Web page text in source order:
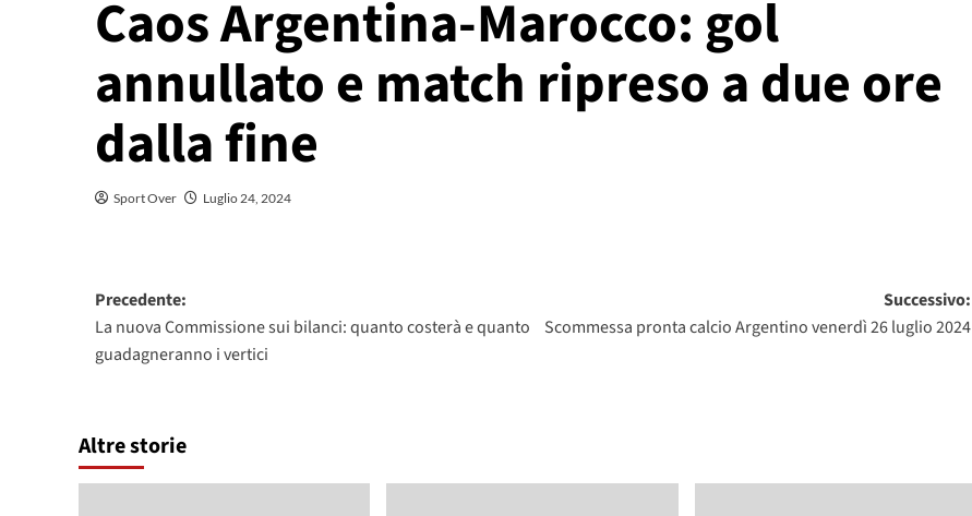
Caos Argentina-Marocco: gol
annullato e match ripreso a due ore
dalla fine
Sport Over Luglio 24, 2024
Navigazione
articolo
Precedente:
La nuova Commissione sui bilanci: quanto costerà e quanto
guadagneranno i vertici
Successivo:
Scommessa pronta calcio Argentino venerdì 26 luglio 2024
Altre storie